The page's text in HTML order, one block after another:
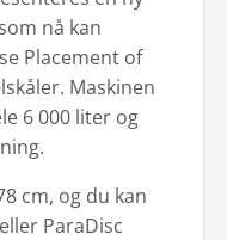
nå kan
Placement of
Maskinen
6 000 liter og
cm, og du kan
ParaDisc